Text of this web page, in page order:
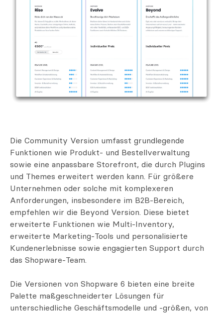
Die Community Version umfasst grundlegende
Funktionen wie Produkt- und Bestellverwaltung
sowie eine anpassbare Storefront, die durch Plugins
und Themes erweitert werden kann. Für größere
Unternehmen oder solche mit komplexeren
Anforderungen, insbesondere im B2B-Bereich,
empfehlen wir die Beyond Version. Diese bietet
erweiterte Funktionen wie Multi-Inventory,
erweiterte Marketing-Tools und personalisierte
Kundenerlebnisse sowie engagierten Support durch
das Shopware-Team.
Die Versionen von Shopware 6 bieten eine breite
Palette maßgeschneiderter Lösungen für
unterschiedliche Geschäftsmodelle und -größen, von